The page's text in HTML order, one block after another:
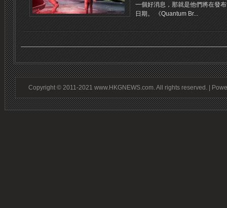
一個好消息，那就是他們將在發
日期。 《Quantum Br...
Copyright © 2011-2021 www.HKGNEWS.com. All rights reserved. |